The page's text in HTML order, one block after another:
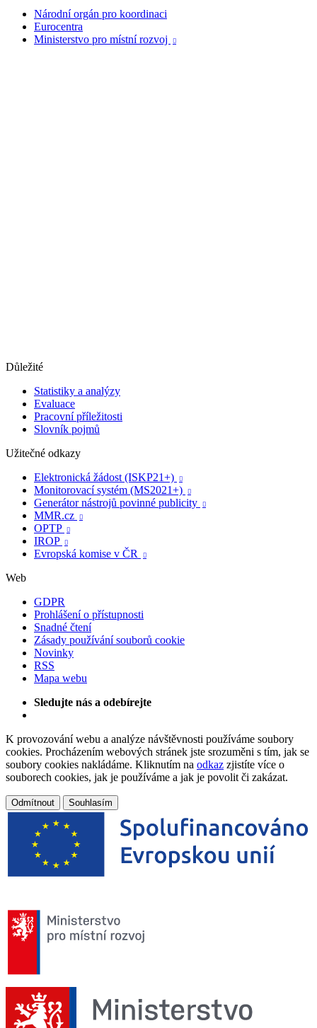
Národní orgán pro koordinaci
Eurocentra
Ministerstvo pro místní rozvoj

Důležité
Statistiky a analýzy
Evaluace
Pracovní příležitosti
Slovník pojmů
Užitečné odkazy
Elektronická žádost (ISKP21+)

Monitorovací systém (MS2021+) 
Generátor nástrojů povinné publicity 
MMR.cz 
OPTP 
IROP 
Evropská komise v ČR 
Web
GDPR
Prohlášení o přístupnosti
Snadné čtení
Zásady používání souborů cookie
Novinky
RSS
Mapa webu
Sledujte nás a odebírejte
K provozování webu a analýze návštěvnosti používáme soubory
cookies. Procházením webových stránek jste srozuměni s tím, jak se
soubory cookies nakládáme. Kliknutím na odkaz zjistíte více o
souborech cookies, jak je používáme a jak je povolit či zakázat.
Odmítnout Souhlasím